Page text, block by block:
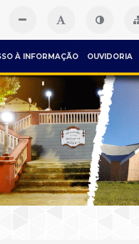
À INFORMAÇÃO OUVIDORIA